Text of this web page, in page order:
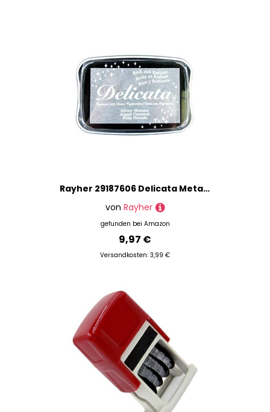
Rayher 29187606 Delicata Metallic Stempelkissen, glänzend, 9,9 x 6,8 x 1,9 cm, Pigmentkissen, Stempelfarbe, Tsukineko, silber
von Rayher
gefunden bei Amazon
9,97 €
Versandkosten: 3,99 €